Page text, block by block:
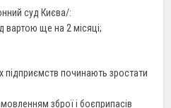
суд Києва/:
вартою ще на 2 місяці;
починають зростати
зброї і боєприпасів